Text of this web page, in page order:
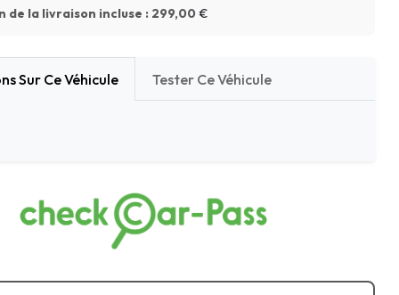
de la livraison incluse : 299,00 €
Sur Ce Véhicule Tester Ce Véhicule